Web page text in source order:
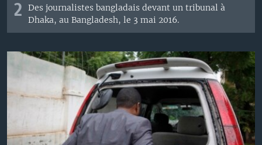
2
Des journalistes bangladais devant un tribunal à
Dhaka, au Bangladesh, le 3 mai 2016.